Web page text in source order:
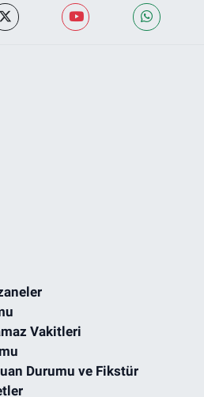
Vakitleri
Durumu ve Fikstür